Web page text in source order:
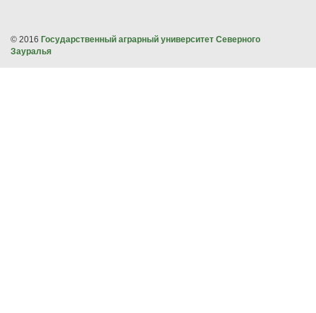
© 2016 Государственный аграрный университет Северного
Зауралья